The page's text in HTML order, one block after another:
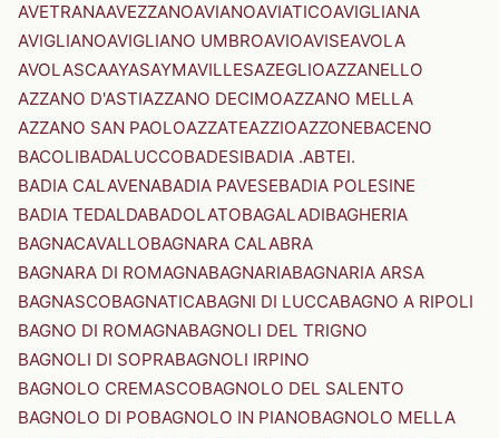
AVETRANAAVEZZANOAVIANOAVIATICOAVIGLIANA
AVIGLIANOAVIGLIANO UMBROAVIOAVISEAVOLA
AVOLASCAAYASAYMAVILLESAZEGLIOAZZANELLO
AZZANO D'ASTIAZZANO DECIMOAZZANO MELLA
AZZANO SAN PAOLOAZZATEAZZIOAZZONEBACENO
BACOLIBADALUCCOBADESIBADIA .ABTEI.
BADIA CALAVENABADIA PAVESEBADIA POLESINE
BADIA TEDALDABADOLATOBAGALADIBAGHERIA
BAGNACAVALLOBAGNARA CALABRA
BAGNARA DI ROMAGNABAGNARIABAGNARIA ARSA
BAGNASCOBAGNATICABAGNI DI LUCCABAGNO A RIPOLI
BAGNO DI ROMAGNABAGNOLI DEL TRIGNO
BAGNOLI DI SOPRABAGNOLI IRPINO
BAGNOLO CREMASCOBAGNOLO DEL SALENTO
BAGNOLO DI POBAGNOLO IN PIANOBAGNOLO MELLA